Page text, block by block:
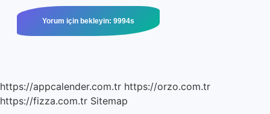
https://appcalender.com.tr https://orzo.com.tr
https://fizza.com.tr Sitemap